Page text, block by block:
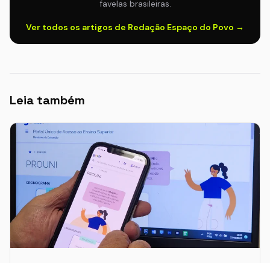
favelas brasileiras.
Ver todos os artigos de Redação Espaço do Povo →
Leia também